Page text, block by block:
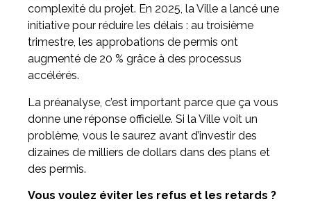
complexité du projet. En 2025, la Ville a lancé une
initiative pour réduire les délais : au troisième
trimestre, les approbations de permis ont
augmenté de 20 % grâce à des processus
accélérés.
La préanalyse, c’est important parce que ça vous
donne une réponse officielle. Si la Ville voit un
problème, vous le saurez avant d’investir des
dizaines de milliers de dollars dans des plans et
des permis.
Vous voulez éviter les refus et les retards ?